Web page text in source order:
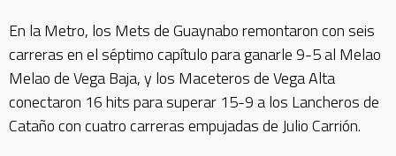
En la Metro, los Mets de Guaynabo remontaron con seis
carreras en el séptimo capítulo para ganarle 9-5 al Melao
Melao de Vega Baja, y los Maceteros de Vega Alta
conectaron 16 hits para superar 15-9 a los Lancheros de
Cataño con cuatro carreras empujadas de Julio Carrión.